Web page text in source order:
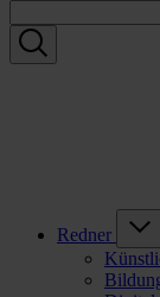
Redner